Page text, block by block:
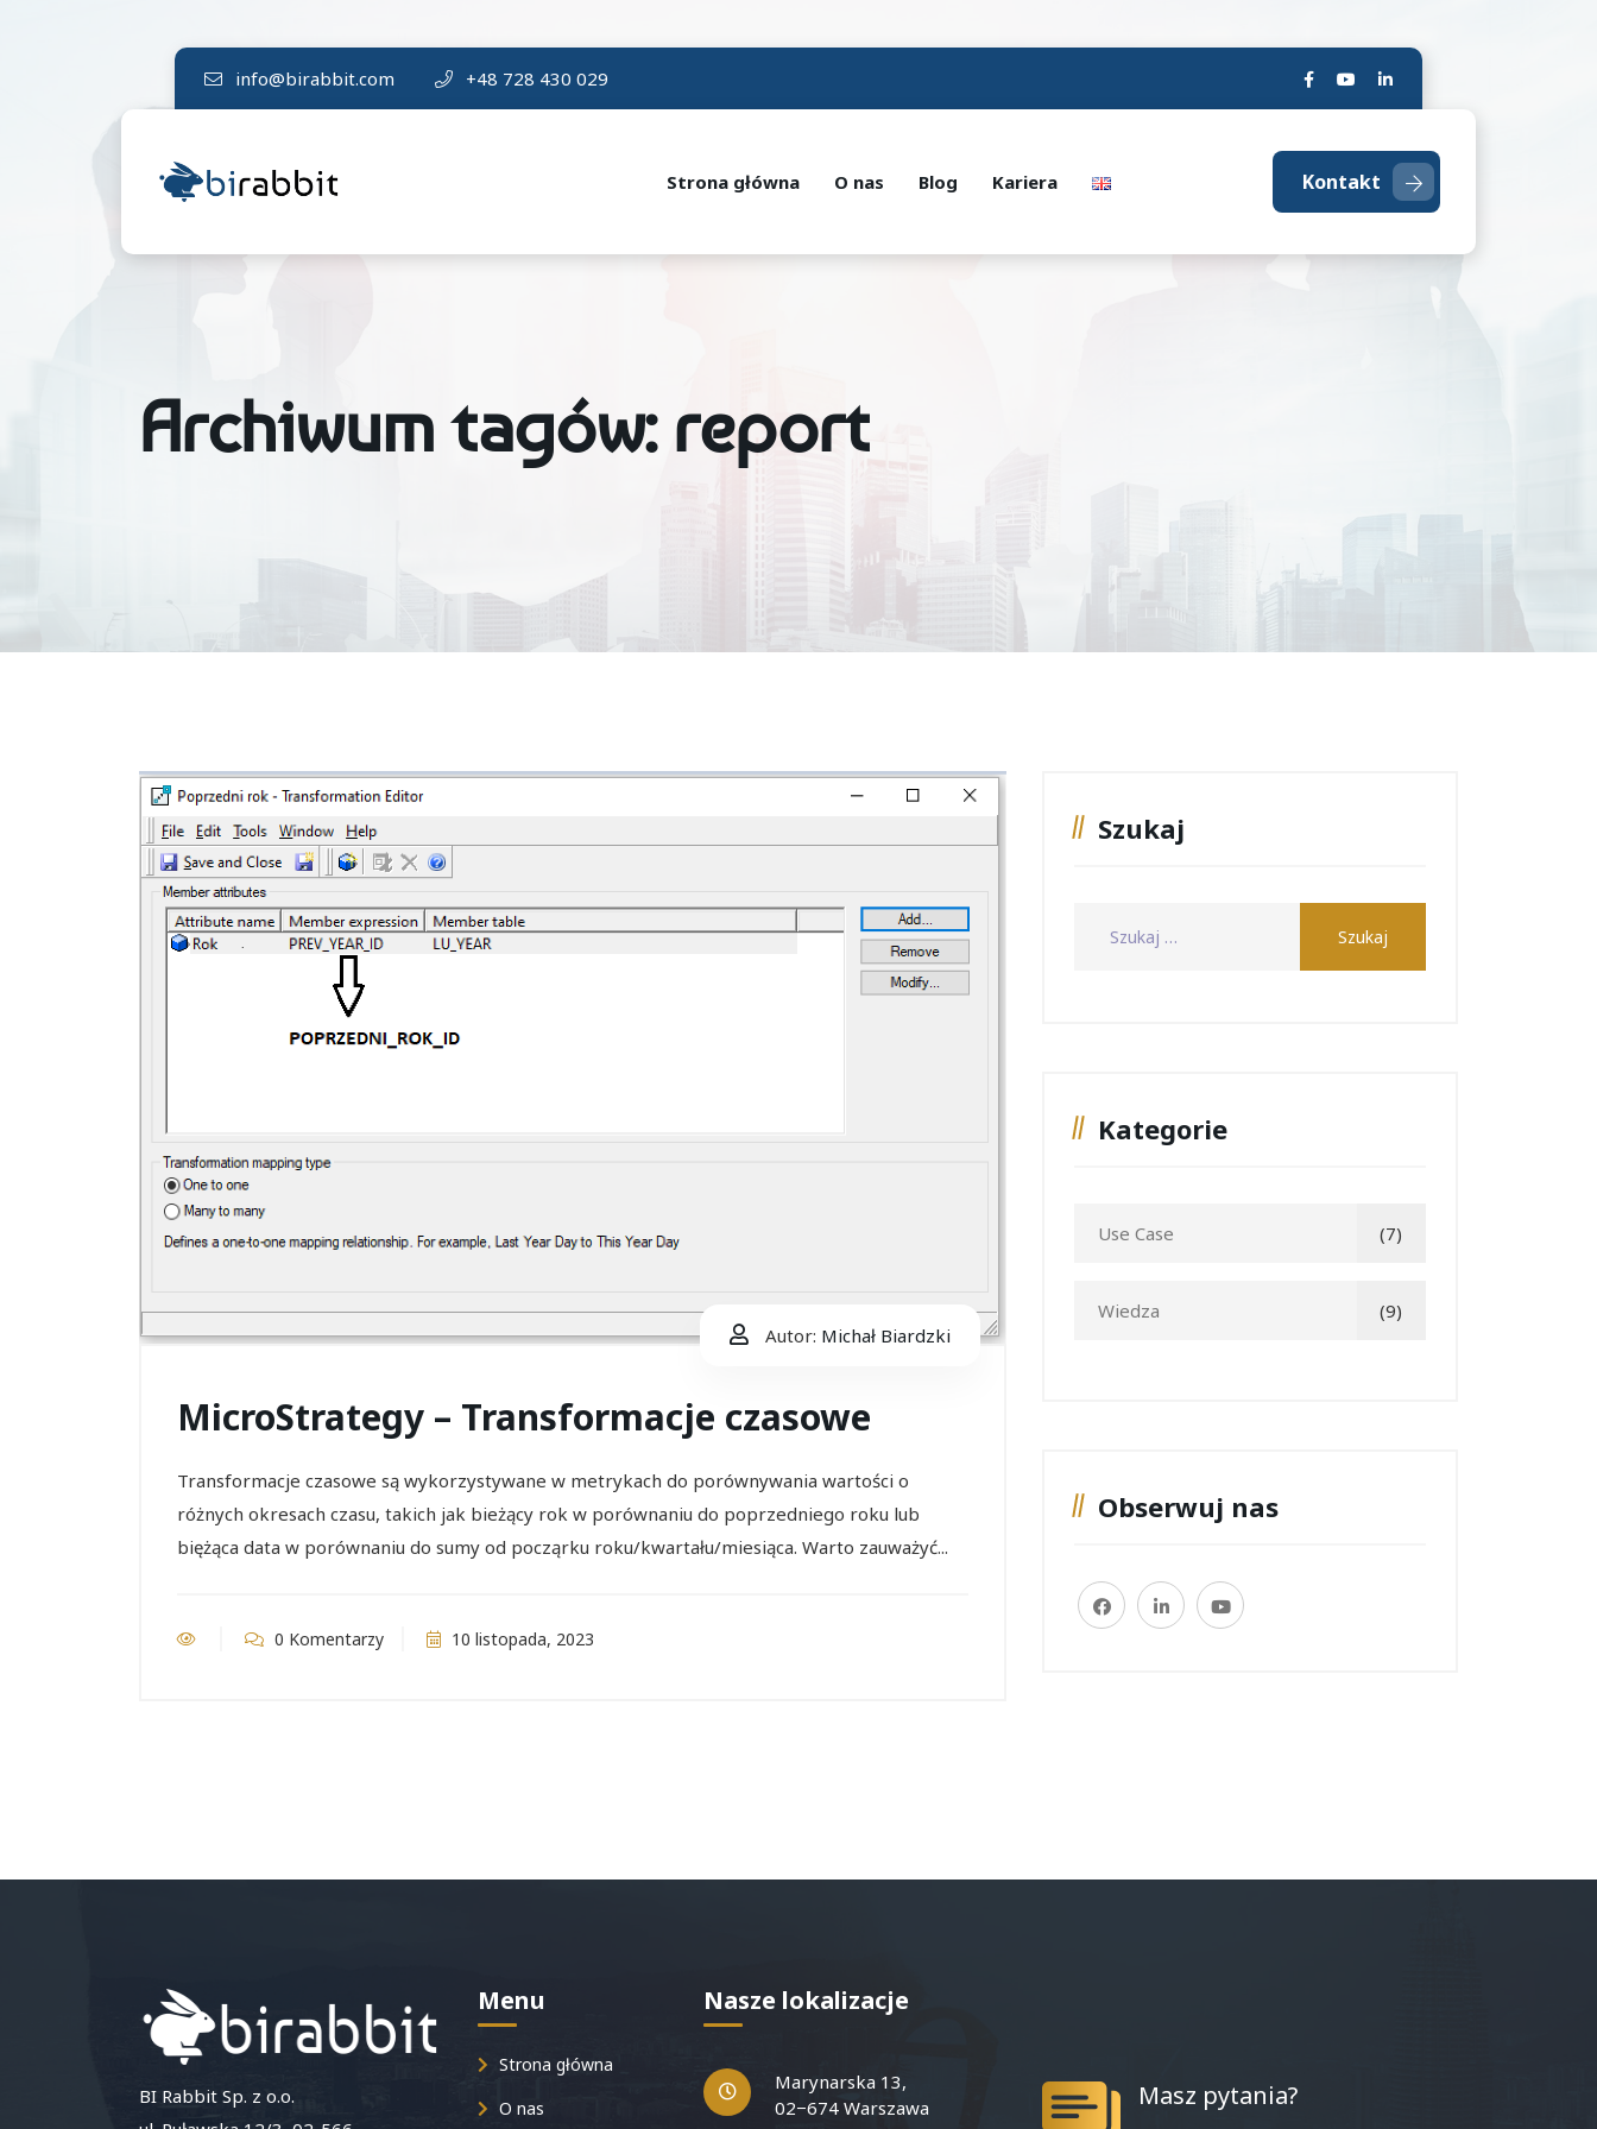
info@birabbit.com +48 728 430 029
Strona główna O nas Blog Kariera Kontakt
Archiwum tagów: report
Autor: Michał Biardzki
MicroStrategy – Transformacje czasowe
Transformacje czasowe są wykorzystywane w metrykach do porównywania wartości o
różnych okresach czasu, takich jak bieżący rok w porównaniu do poprzedniego roku lub
biężąca data w porównaniu do sumy od począrku roku/kwartału/miesiąca. Warto zauważyć...
0 Komentarzy 10 listopada, 2023
Szukaj
Kategorie
Use Case (7)
Wiedza (9)
Obserwuj nas
BI Rabbit Sp. z o.o.
Menu
Strona główna
O nas
Nasze lokalizacje
Marynarska 13,
02−674 Warszawa
Masz pytania?